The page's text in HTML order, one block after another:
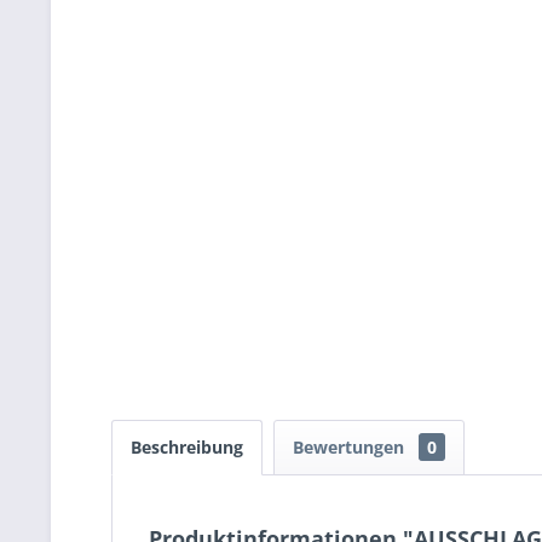
Beschreibung Bewertungen 0